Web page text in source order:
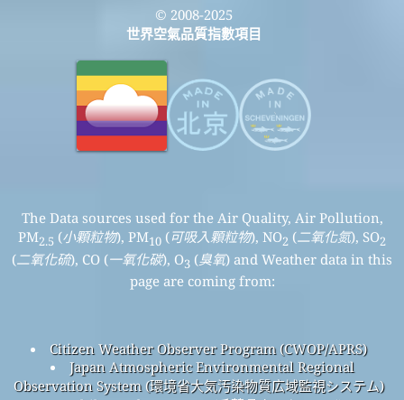
© 2008-2025
世界空氣品質指數項目
The Data sources used for the Air Quality, Air Pollution,
PM2.5 (小顆粒物), PM10 (可吸入顆粒物), NO2 (二氧化氮), SO2
(二氧化硫), CO (一氧化碳), O3 (臭氧) and Weather data in this
page are coming from:
Citizen Weather Observer Program (CWOP/APRS)
Japan Atmospheric Environmental Regional
Observation System (環境省大気汚染物質広域監視システム)